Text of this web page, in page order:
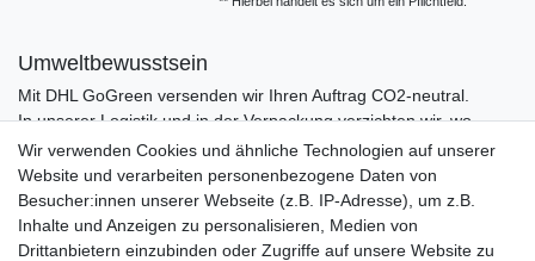
Umweltbewusstsein
Mit DHL GoGreen versenden wir Ihren Auftrag CO2-neutral.
In unserer Logistik und in der Verpackung verzichten wir, wo
immer es möglich ist, auf den Einsatz von Kunststoffen und
Plastik.
Wir verwenden Cookies und ähnliche Technologien auf unserer
Website und verarbeiten personenbezogene Daten von
Besucher:innen unserer Webseite (z.B. IP-Adresse), um z.B.
Inhalte und Anzeigen zu personalisieren, Medien von
Drittanbietern einzubinden oder Zugriffe auf unsere Website zu